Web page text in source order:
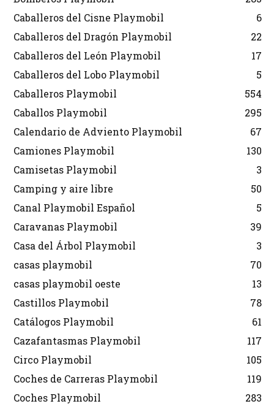
Caballeros del Cisne Playmobil
6
Caballeros del Dragón Playmobil
22
Caballeros del León Playmobil
17
Caballeros del Lobo Playmobil
5
Caballeros Playmobil
554
Caballos Playmobil
295
Calendario de Adviento Playmobil
67
Camiones Playmobil
130
Camisetas Playmobil
3
Camping y aire libre
50
Canal Playmobil Español
5
Caravanas Playmobil
39
Casa del Árbol Playmobil
3
casas playmobil
70
casas playmobil oeste
13
Castillos Playmobil
78
Catálogos Playmobil
61
Cazafantasmas Playmobil
117
Circo Playmobil
105
Coches de Carreras Playmobil
119
Coches Playmobil
283